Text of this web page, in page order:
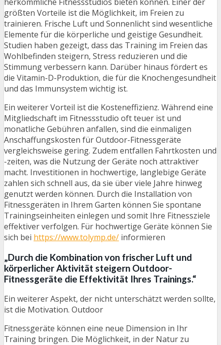
größten Vorteile ist die Möglichkeit, im Freien zu
trainieren. Frische Luft und Sonnenlicht sind wesentliche
Elemente für die körperliche und geistige Gesundheit.
Studien haben gezeigt, dass das Training im Freien das
Wohlbefinden steigern, Stress reduzieren und die
Stimmung verbessern kann. Darüber hinaus fördert es
die Vitamin-D-Produktion, die für die Knochengesundheit
und das Immunsystem wichtig ist.
Ein weiterer Vorteil ist die Kosteneffizienz. Während eine
Mitgliedschaft im Fitnessstudio oft teuer ist und
monatliche Gebühren anfallen, sind die einmaligen
Anschaffungskosten für Outdoor-Fitnessgeräte
vergleichsweise gering. Zudem entfallen Fahrtkosten und
-zeiten, was die Nutzung der Geräte noch attraktiver
macht. Investitionen in hochwertige, langlebige Geräte
zahlen sich schnell aus, da sie über viele Jahre hinweg
genutzt werden können. Durch die Installation von
Fitnessgeräten in Ihrem Garten können Sie spontane
Trainingseinheiten einlegen und somit Ihre Fitnessziele
effektiver verfolgen. Für hochwertige Geräte können Sie
sich bei https://www.tolymp.de/ informieren
„Durch die Kombination von frischer Luft und
körperlicher Aktivität steigern Outdoor-
Fitnessgeräte die Effektivität Ihres Trainings.“
Ein weiterer Aspekt, der nicht unterschätzt werden sollte,
ist die Motivation. Outdoor
Fitnessgeräte können eine neue Dimension in Ihr
Training bringen. Die Möglichkeit, in der Natur zu